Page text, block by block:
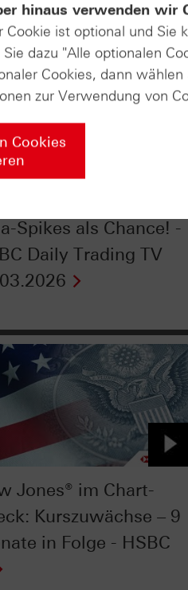
Spikes als Chance! -
Daily Trading TV
Jones® im Chart-
Kurszuwächse – 9
in Folge - HSBC
hinaus verwenden wir
Cookie ist optional und Sie
dazu "Alle optionalen
Cookies, dann
zur Verwendung von
Cookies